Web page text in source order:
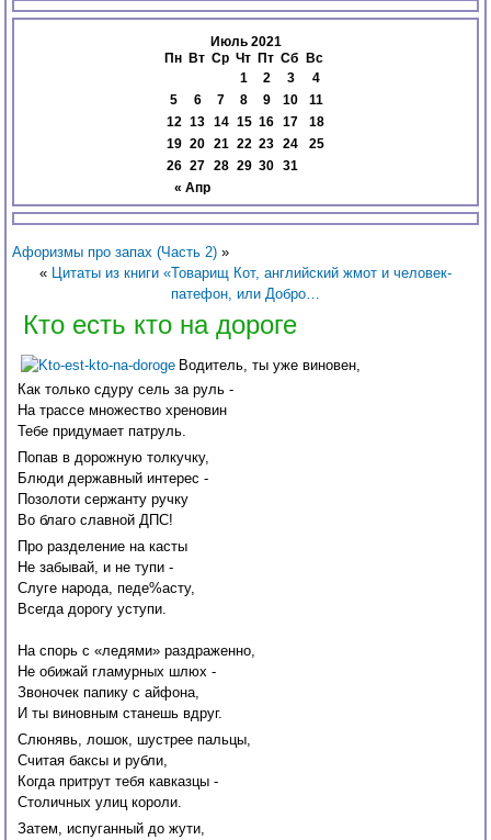
Июль 2021
Пн
Вт Ср Чт Пт Сб Вс
« Апр
1 2 3
4
5
6 7 8 9 10
11
12 13 14 15 16 17
18
19 20 21 22 23 24
25
26 27 28 29 30 31
Афоризмы про запах (Часть 2) »
« Цитаты из книги «Товарищ Кот, английский жмот и человек-
патефон, или Добро…
Кто есть кто на дороге
Водитель, ты уже виновен,
Как только сдуру сель за руль -
На трассе множество хреновин
Тебе придумает патруль.
Попав в дорожную толкучку,
Блюди державный интерес -
Позолоти сержанту ручку
Во благо славной ДПС!
Про разделение на касты
Не забывай, и не тупи -
Слуге народа, педе%асту,
Всегда дорогу уступи.
На спорь с «ледями» раздраженно,
Не обижай гламурных шлюх -
Звоночек папику с айфона,
И ты виновным станешь вдруг.
Слюнявь, лошок, шустрее пальцы,
Считая баксы и рубли,
Когда притрут тебя кавказцы -
Столичных улиц короли.
Затем, испуганный до жути,